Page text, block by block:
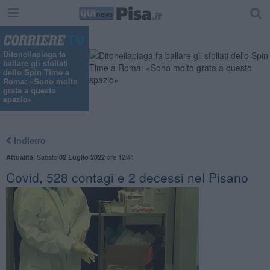
Ditonellapiaga fa
ballare gli sfollati
dello Spin Time a
Roma: «Sono molto
grata a questo
spazio»
Indietro
Attualità Sabato 02 Luglio 2022ore 12:41
Covid, 528 contagi e 2 decessi nel Pisano